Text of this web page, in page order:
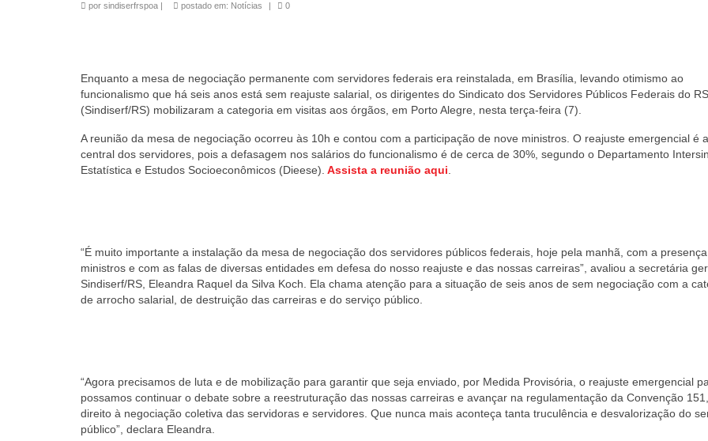
por sindiserfrspoa | postado em: Notícias | 0
Enquanto a mesa de negociação permanente com servidores federais era reinstalada, em Brasília, levando otimismo ao
funcionalismo que há seis anos está sem reajuste salarial, os dirigentes do Sindicato dos Servidores Públicos Federais do RS
(Sindiserf/RS) mobilizaram a categoria em visitas aos órgãos, em Porto Alegre, nesta terça-feira (7).
A reunião da mesa de negociação ocorreu às 10h e contou com a participação de nove ministros. O reajuste emergencial é
central dos servidores, pois a defasagem nos salários do funcionalismo é de cerca de 30%, segundo o Departamento
Estatística e Estudos Socioeconômicos (Dieese). Assista a reunião aqui
“É muito importante a instalação da mesa de negociação dos servidores públicos federais, hoje pela manhã, com a
ministros e com as falas de diversas entidades em defesa do nosso reajuste e das nossas carreiras”, avaliou a secretária
Sindiserf/RS, Eleandra Raquel da Silva Koch. Ela chama atenção para a situação de seis anos de sem negociação com a
de arrocho salarial, de destruição das carreiras e do serviço público.
“Agora precisamos de luta e de mobilização para garantir que seja enviado, por Medida Provisória, o reajuste emergencial
possamos continuar o debate sobre a reestruturação das nossas carreiras e avançar na regulamentação da Convenção
direito à negociação coletiva das servidoras e servidores. Que nunca mais aconteça tanta truculência e desvalorização do
público”, declara Eleandra.